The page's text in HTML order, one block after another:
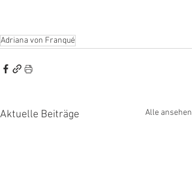
Adriana von Franqué
Aktuelle Beiträge Alle ansehen